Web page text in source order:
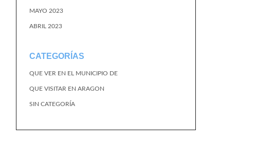
MAYO 2023
ABRIL 2023
CATEGORÍAS
QUE VER EN EL MUNICIPIO DE
QUE VISITAR EN ARAGON
SIN CATEGORÍA